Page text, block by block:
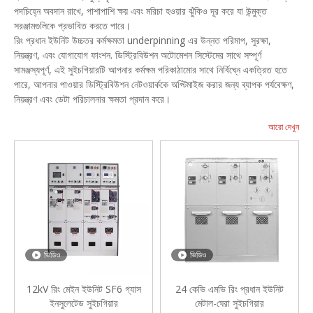
পদচিহ্নে অবদান রাখে, পাশাপাশি ক্ষয় এবং মরিচা হওয়ার ঝুঁকিও দূর করে যা উন্মুক্ত
সরঞ্জামগুলিকে প্রভাবিত করতে পারে।
রিং প্রধান ইউনিট উচ্চতর কর্মক্ষমতা underpinning এর উন্নত পরিমাপ, সুরক্ষা,
নিয়ন্ত্রণ, এবং যোগাযোগ ফাংশন. ডিস্ট্রিবিউশন অটোমেশন সিস্টেমের সাথে সম্পূর্ণ
সামঞ্জস্যপূর্ণ, এই সুইচগিয়ারটি আপনার কর্মক্ষম পরিকাঠামোর সাথে নির্বিঘ্নে একত্রিত হতে
পারে, আপনার পাওয়ার ডিস্ট্রিবিউশন নেটওয়ার্ককে অপ্টিমাইজ করার জন্য ব্যাপক পর্যবেক্ষণ,
নিয়ন্ত্রণ এবং ডেটা পরিচালনার ক্ষমতা প্রদান করে।
আরো দেখুন
ভিডিও
12kV রিং মেইন ইউনিট SF6 গ্যাস
ইনসুলেটেড সুইচগিয়ার
ভিডিও
24 কেভি এমভি রিং প্রধান ইউনিট
মেটাল-ঘেরা সুইচগিয়ার